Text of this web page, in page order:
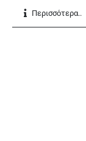
Περισσότερα..